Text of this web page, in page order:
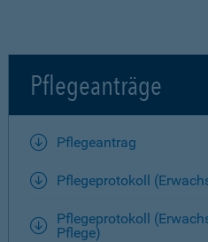
Pflegeanträge
Pflegeantrag
Pflegeprotokoll
Pflegeprotokoll
Pflege)